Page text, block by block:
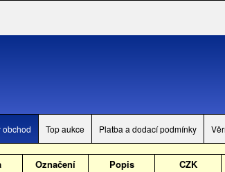
obchod Top aukce Platba a dodací podmínky
Označení Popis CZK